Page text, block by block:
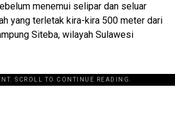
menemui selipar dan seluar
yang terletak kira-kira 500 meter dari
Siteba, wilayah Sulawesi
SCROLL TO CONTINUE READING.